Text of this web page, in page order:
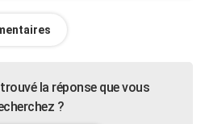
la réponse que vous
?